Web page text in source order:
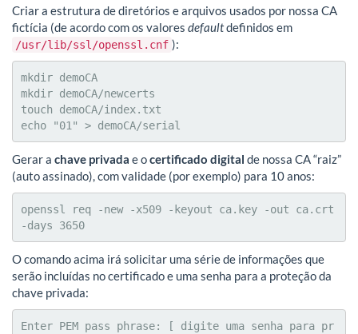
Criar a estrutura de diretórios e arquivos usados por nossa CA
fictícia (de acordo com os valores defaultdefinidos em
/usr/lib/ssl/openssl.cnf ):
mkdir demoCA
mkdir demoCA/newcerts
touch demoCA/index.txt
echo "01" > demoCA/serial
Gerar a chave privada e ocertificado digital de nossa CA “raiz”
(auto assinado), com validade (por exemplo) para 10 anos:
openssl req -new -x509 -keyout ca.key -out ca.crt
-days 3650
O comando acima irá solicitar uma série de informações que
serão incluídas no certificado e uma senha para a proteção da
chave privada:
Enter PEM pass phrase: [ digite uma senha para pr